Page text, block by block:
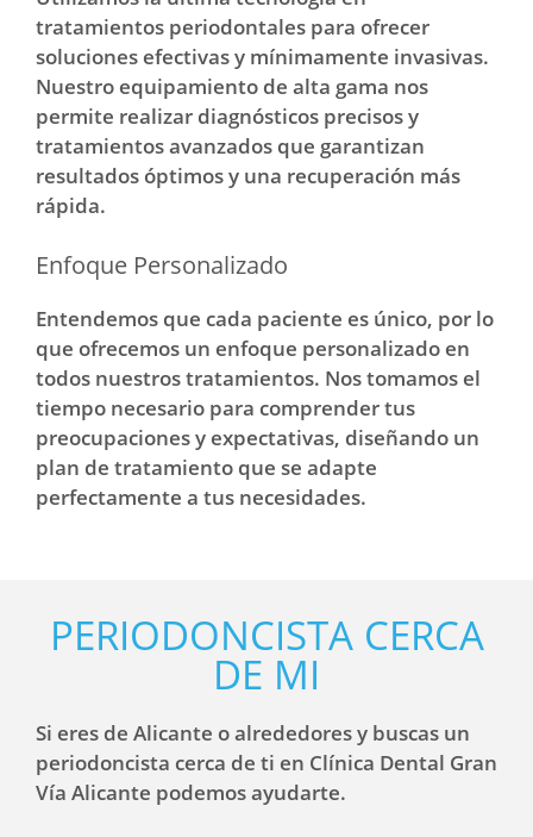
tratamientos periodontales para ofrecer
soluciones efectivas y mínimamente invasivas.
Nuestro equipamiento de alta gama nos
permite realizar diagnósticos precisos y
tratamientos avanzados que garantizan
resultados óptimos y una recuperación más
rápida.
Enfoque Personalizado
Entendemos que cada paciente es único, por lo
que ofrecemos un enfoque personalizado en
todos nuestros tratamientos. Nos tomamos el
tiempo necesario para comprender tus
preocupaciones y expectativas, diseñando un
plan de tratamiento que se adapte
perfectamente a tus necesidades.
PERIODONCISTA CERCA
DE MI
Si eres de Alicante o alrededores y buscas un
periodoncista cerca de ti en Clínica Dental Gran
Vía Alicante podemos ayudarte.